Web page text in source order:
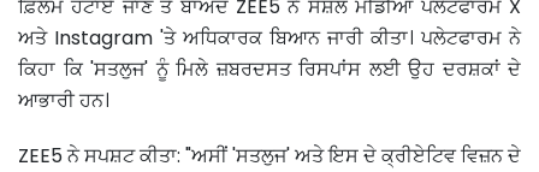
ਫ਼ਿਲਮ ਹਟਾਏ ਜਾਣ ਤੋਂ ਬਾਅਦ ZEE5 ਨੇ ਸੋਸ਼ਲ ਮੀਡੀਆ ਪਲੇਟਫਾਰਮ X
ਅਤੇ Instagram 'ਤੇ ਅਧਿਕਾਰਕ ਬਿਆਨ ਜਾਰੀ ਕੀਤਾ। ਪਲੇਟਫਾਰਮ ਨੇ
ਕਿਹਾ ਕਿ 'ਸਤਲੁਜ' ਨੂੰ ਮਿਲੇ ਜ਼ਬਰਦਸਤ ਰਿਸਪਾਂਸ ਲਈ ਉਹ ਦਰਸ਼ਕਾਂ ਦੇ
ਆਭਾਰੀ ਹਨ।
ZEE5 ਨੇ ਸਪਸ਼ਟ ਕੀਤਾ: "ਅਸੀਂ 'ਸਤਲੁਜ' ਅਤੇ ਇਸ ਦੇ ਕ੍ਰੀਏਟਿਵ ਵਿਜ਼ਨ ਦੇ